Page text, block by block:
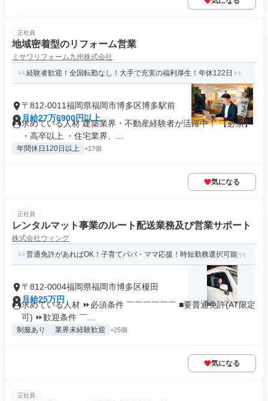
正社員
地域密着型のリフォーム営業
ミサワリフォーム九州株式会社
経験者歓迎！全国転勤なし！大手で充実の福利厚生！年休122日
〒812-0011福岡県福岡市博多区博多駅前
月給27万6900円以上
求めている人材 建築業界・不動産経験者が活躍中！ 【必須】
・高卒以上 ・住宅業界、...
年間休日120日以上 +17個
気になる
正社員
レンタルマット事業のルート配送業務及び営業サポート
株式会社ウィング
普通免許があればOK！子育てパパ・ママ応援！時短勤務選択可能
〒812-0004福岡県福岡市博多区榎田
月給25万円
求めている人材 ⏩必須条件 ￣￣￣￣￣￣ ■要普通免許(AT限定
可) ⏩歓迎条件 ￣...
制服あり 業界未経験歓迎 +25個
気になる
正社員